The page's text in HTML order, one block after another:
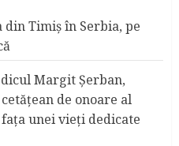
Timiş în Serbia, pe
Margit Şerban,
de onoare al
unei vieți dedicate